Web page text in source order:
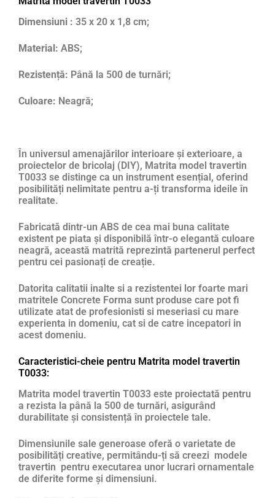
Dimensiuni : 35 x 20 x 1,8 cm;
Material: ABS;
Rezistență: Până la 500 de turnări;
Culoare: Neagră;
În universul amenajărilor interioare și exterioare, a
proiectelor de bricolaj (DIY), Matrita model travertin
T0033 se distinge ca un instrument esențial, oferind
posibilități nelimitate pentru a-ți transforma ideile în
realitate.
Fabricată dintr-un ABS de cea mai buna calitate
existent pe piata și disponibilă într-o elegantă culoare
neagră, această matrită reprezintă partenerul perfect
pentru cei pasionați de creație.
Datorita calitatii inalte si a rezistentei lor foarte mari
matritele Concrete Forma sunt produse care pot fi
utilizate atat de profesionisti si meseriasi cu mare
experienta in domeniu, cat si de catre incepatori in
acest domeniu.
Caracteristici-cheie pentru Matrita model travertin
T0033:
Matrita model travertin T0033 este proiectată pentru
a rezista la până la 500 de turnări, asigurând
durabilitate și consistență în proiectele tale.
Dimensiunile sale generoase oferă o varietate de
posibilități creative, permitându-ți să creezi modele
travertin pentru executarea unor lucrari ornamentale
de diferite forme și dimensiuni.